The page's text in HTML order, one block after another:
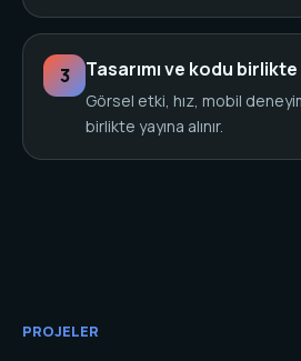
3 Tasarımı ve kodu
Görsel etki, hız, mobil
birlikte yayına alınır.
PROJELER